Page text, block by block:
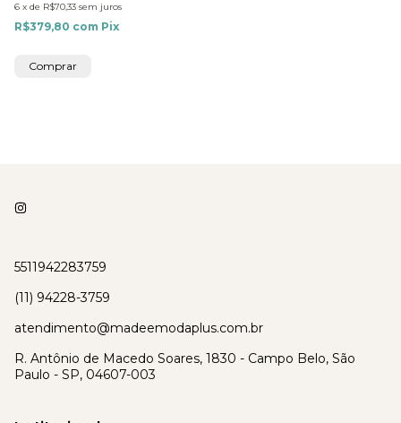
6 x de R$70,33 sem juros
R$379,80 com Pix
Comprar
5511942283759
(11) 94228-3759
atendimento@madeemodaplus.com.br
R. Antônio de Macedo Soares, 1830 - Campo Belo, São
Paulo - SP, 04607-003